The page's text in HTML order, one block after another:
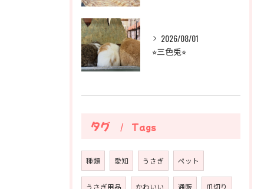
2026/08/01
⭐︎三色兎⭐︎
タグ Tags
種類 愛知 うさぎ ペット
うさぎ用品 かわいい 通販 爪切り